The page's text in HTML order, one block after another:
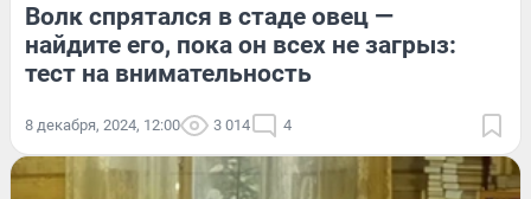
Волк спрятался в стаде овец —
найдите его, пока он всех не загрыз:
тест на внимательность
8 декабря, 2024, 12:00 3 014 4